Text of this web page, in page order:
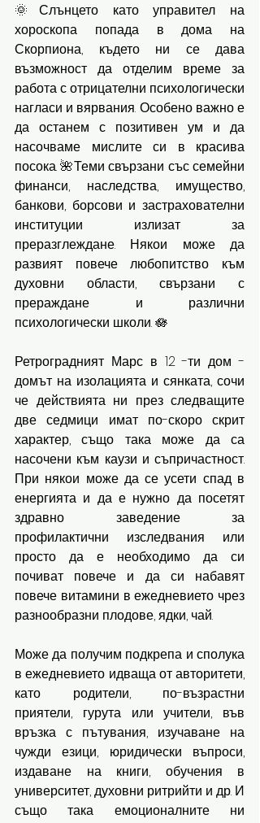
🌞Слънцето като управител на
хороскопа попада в дома на
Скорпиона, където ни се дава
възможност да отделим време за
работа с отрицателни психологически
нагласи и вярвания. Особено важно е
да останем с позитивен ум и да
насочваме мислите си в красива
посока. 🌺Теми свързани със семейни
финанси, наследства, имущество,
банкови, борсови и застрахователни
институции излизат за
преразглеждане. Някои може да
развият повече любопитство към
духовни области, свързани с
прераждане и различни
психологически школи. 🪷
Ретроградният Марс в 12 -ти дом -
домът на изолацията и сянката, сочи
че действията ни през следващите
две седмици имат по-скоро скрит
характер, също така може да са
насочени към каузи и съпричастност.
При някои може да се усети спад в
енергията и да е нужно да посетят
здравно заведение за
профилактични изследвания или
просто да е необходимо да си
почиват повече и да си набавят
повече витамини в ежедневието чрез
разнообразни плодове, ядки, чай.
Може да получим подкрепа и сполука
в ежедневието идваща от авторитети,
като родители, по-възрастни
приятели, гурута или учители, във
връзка с пътувания, изучаване на
чужди езици, юридически въпроси,
издаване на книги, обучения в
университет, духовни ритрийти и др. И
също така емоционалните ни